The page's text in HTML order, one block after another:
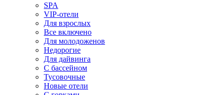
SPA
VIP-отели
Для взрослых
Все включено
Для молодоженов
Недорогие
Для дайвинга
С бассейном
Тусовочные
Новые отели